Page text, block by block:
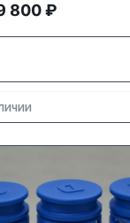
800 ₽